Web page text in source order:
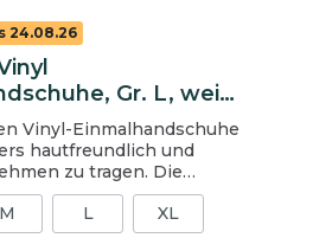
24.08.26
Gr. L, weiß,
Vinyl-Einmalhandschuhe
hautfreundlich und
zu tragen. Die
erhöht
Die Handschuhe sind
M L XL